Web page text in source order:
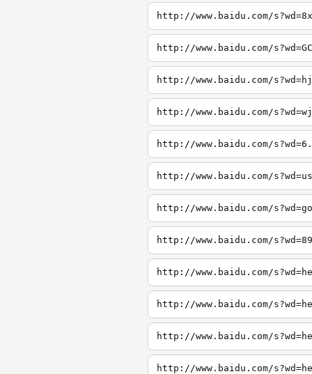
http://www.baidu.com/
http://www.baidu.com/
http://www.baidu.com/
http://www.baidu.com/
http://www.baidu.com/
http://www.baidu.com/
http://www.baidu.com/
http://www.baidu.com/
http://www.baidu.com/
http://www.baidu.com/
http://www.baidu.com/
http://www.baidu.com/